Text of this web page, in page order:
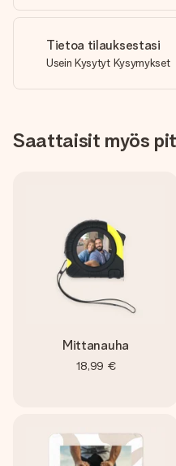
Tietoa tilauksestasi
Usein Kysytyt Kysymykset
Saattaisit myös
Mittanauha
18,99 €